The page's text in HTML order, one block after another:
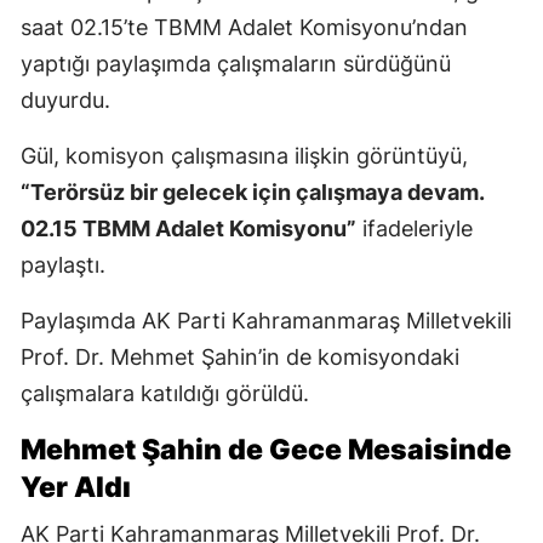
saat 02.15’te TBMM Adalet Komisyonu’ndan
yaptığı paylaşımda çalışmaların sürdüğünü
duyurdu.
Gül, komisyon çalışmasına ilişkin görüntüyü,
“Terörsüz bir gelecek için çalışmaya devam.
02.15 TBMM Adalet Komisyonu” ifadeleriyle
paylaştı.
Paylaşımda AK Parti Kahramanmaraş Milletvekili
Prof. Dr. Mehmet Şahin’in de komisyondaki
çalışmalara katıldığı görüldü.
Mehmet Şahin de Gece Mesaisinde
Yer Aldı
AK Parti Kahramanmaraş Milletvekili Prof. Dr.